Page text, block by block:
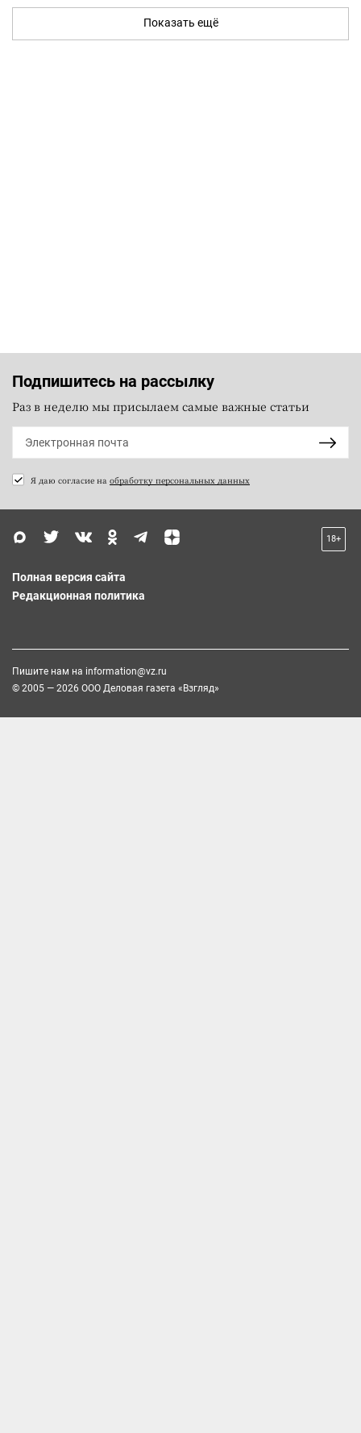
Показать ещё
Подпишитесь на рассылку
Раз в неделю мы присылаем самые важные статьи
Я даю согласие на обработку персональных данных
18+
Полная версия сайта
Редакционная политика
Пишите нам на information@vz.ru
© 2005 — 2026 ООО Деловая газета «Взгляд»